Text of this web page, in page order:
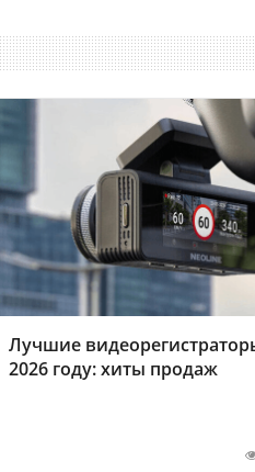
Лучшие
2026 году: хиты продаж